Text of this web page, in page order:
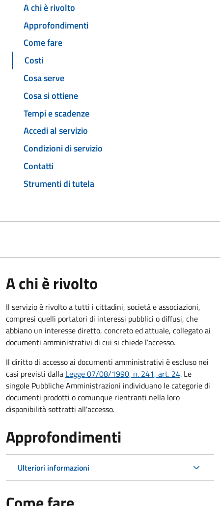
A chi è rivolto
Approfondimenti
Come fare
Costi
Cosa serve
Cosa si ottiene
Tempi e scadenze
Accedi al servizio
Condizioni di servizio
Contatti
Strumenti di tutela
A chi è rivolto
Il servizio è rivolto a tutti i cittadini, società e associazioni,
compresi quelli portatori di interessi pubblici o diffusi, che
abbiano un interesse diretto, concreto ed attuale, collegato ai
documenti amministrativi di cui si chiede l’accesso.
Il diritto di accesso ai documenti amministrativi è escluso nei
casi previsti dalla Legge 07/08/1990, n. 241, art. 24. Le
singole Pubbliche Amministrazioni individuano le categorie di
documenti prodotti o comunque rientranti nella loro
disponibilità sottratti all'accesso.
Approfondimenti
Ulteriori informazioni